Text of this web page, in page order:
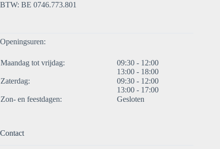
BTW: BE 0746.773.801
Openingsuren:
Maandag tot vrijdag:
09:30 - 12:00
13:00 - 18:00
Zaterdag:
09:30 - 12:00
13:00 - 17:00
Zon- en feestdagen:
Gesloten
Contact